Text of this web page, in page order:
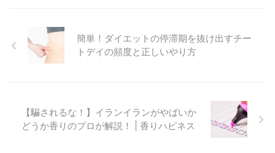
簡単！ダイエットの停滞期を抜け出すチー
トデイの頻度と正しいやり方
【騙されるな！】イランイランがやばいか
どうか香りのプロが解説！ | 香りハピネス